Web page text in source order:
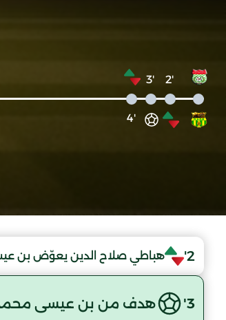
'2
'3
'4
2' هباطي صلاح الدين يعوّض بن
3' هدف من بن عيسى